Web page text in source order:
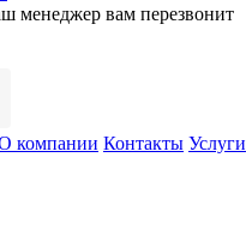
менеджер вам перезвонит
компании Контакты Услуги